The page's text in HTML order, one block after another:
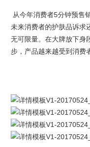
从今年消费者5分钟预售
未来消费者的护肤品诉求
无可限量。在大牌放下身
步，产品越来越受到消费